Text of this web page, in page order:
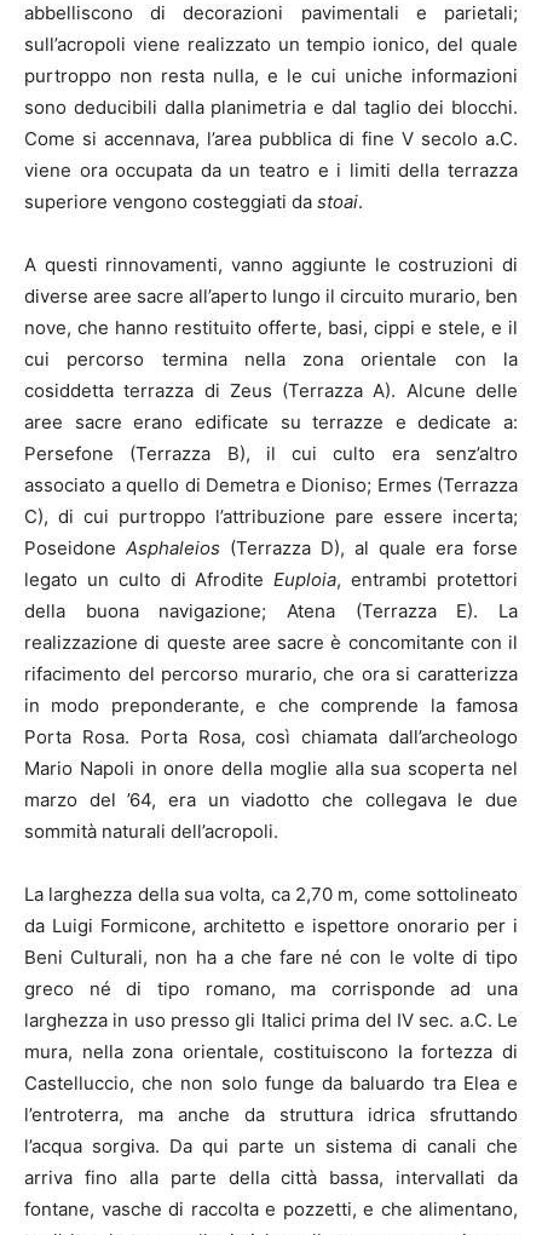
abbelliscono di decorazioni pavimentali e parietali;
sull’acropoli viene realizzato un tempio ionico, del quale
purtroppo non resta nulla, e le cui uniche informazioni
sono deducibili dalla planimetria e dal taglio dei blocchi.
Come si accennava, l’area pubblica di fine V secolo a.C.
viene ora occupata da un teatro e i limiti della terrazza
superiore vengono costeggiati da stoai.
A questi rinnovamenti, vanno aggiunte le costruzioni di
diverse aree sacre all’aperto lungo il circuito murario, ben
nove, che hanno restituito offerte, basi, cippi e stele, e il
cui percorso termina nella zona orientale con la
cosiddetta terrazza di Zeus (Terrazza A). Alcune delle
aree sacre erano edificate su terrazze e dedicate a:
Persefone (Terrazza B), il cui culto era senz’altro
associato a quello di Demetra e Dioniso; Ermes (Terrazza
C), di cui purtroppo l’attribuzione pare essere incerta;
Poseidone Asphaleios (Terrazza D), al quale era forse
legato un culto di AfroditeEuploia, entrambi protettori
della buona navigazione; Atena (Terrazza E). La
realizzazione di queste aree sacre è concomitante con il
rifacimento del percorso murario, che ora si caratterizza
in modo preponderante, e che comprende la famosa
Porta Rosa. Porta Rosa, così chiamata dall’archeologo
Mario Napoli in onore della moglie alla sua scoperta nel
marzo del ’64, era un viadotto che collegava le due
sommità naturali dell’acropoli.
La larghezza della sua volta, ca 2,70 m, come sottolineato
da Luigi Formicone, architetto e ispettore onorario per i
Beni Culturali, non ha a che fare né con le volte di tipo
greco né di tipo romano, ma corrisponde ad una
larghezza in uso presso gli Italici prima del IV sec. a.C. Le
mura, nella zona orientale, costituiscono la fortezza di
Castelluccio, che non solo funge da baluardo tra Elea e
l’entroterra, ma anche da struttura idrica sfruttando
l’acqua sorgiva. Da qui parte un sistema di canali che
arriva fino alla parte della città bassa, intervallati da
fontane, vasche di raccolta e pozzetti, e che alimentano,